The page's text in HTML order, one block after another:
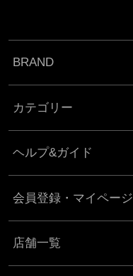
BRAND
カテゴリー
ヘルプ&ガイド
会員登録・マイページ
店舗一覧